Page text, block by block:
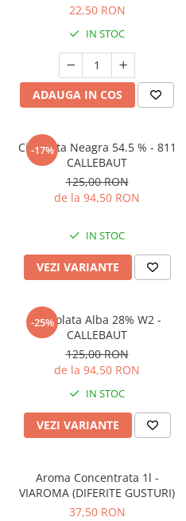
22,50 RON
IN STOC
ADAUGA IN COS
-17%
Ciocolata Neagra 54.5 % - 811
CALLEBAUT
125,00 RON
de la 94,50 RON
IN STOC
VEZI VARIANTE
-25%
Ciocolata Alba 28% W2 -
CALLEBAUT
125,00 RON
de la 94,50 RON
IN STOC
VEZI VARIANTE
Aroma Concentrata 1l -
VIAROMA (DIFERITE GUSTURI)
37,50 RON